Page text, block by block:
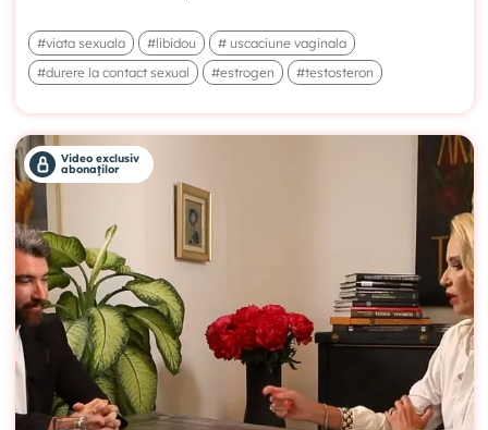
#viata sexuala #libidou
# uscaciune vaginala
#durere la contact sexual
#estrogen #testosteron
Video exclusiv
abonaților